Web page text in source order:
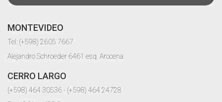
MONTEVIDEO
Tel: (+598) 2605 7667
Alejandro Schroeder 6461 esq. Arocena
CERRO LARGO
(+598) 464 30536 - (+598) 464 24728